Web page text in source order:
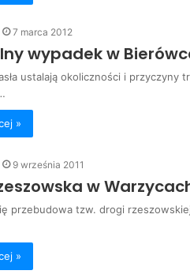
7 marca 2012
wypadek w
ustalają okoliczności i
»
9 września 2011
w
przebudowa tzw. drogi
»